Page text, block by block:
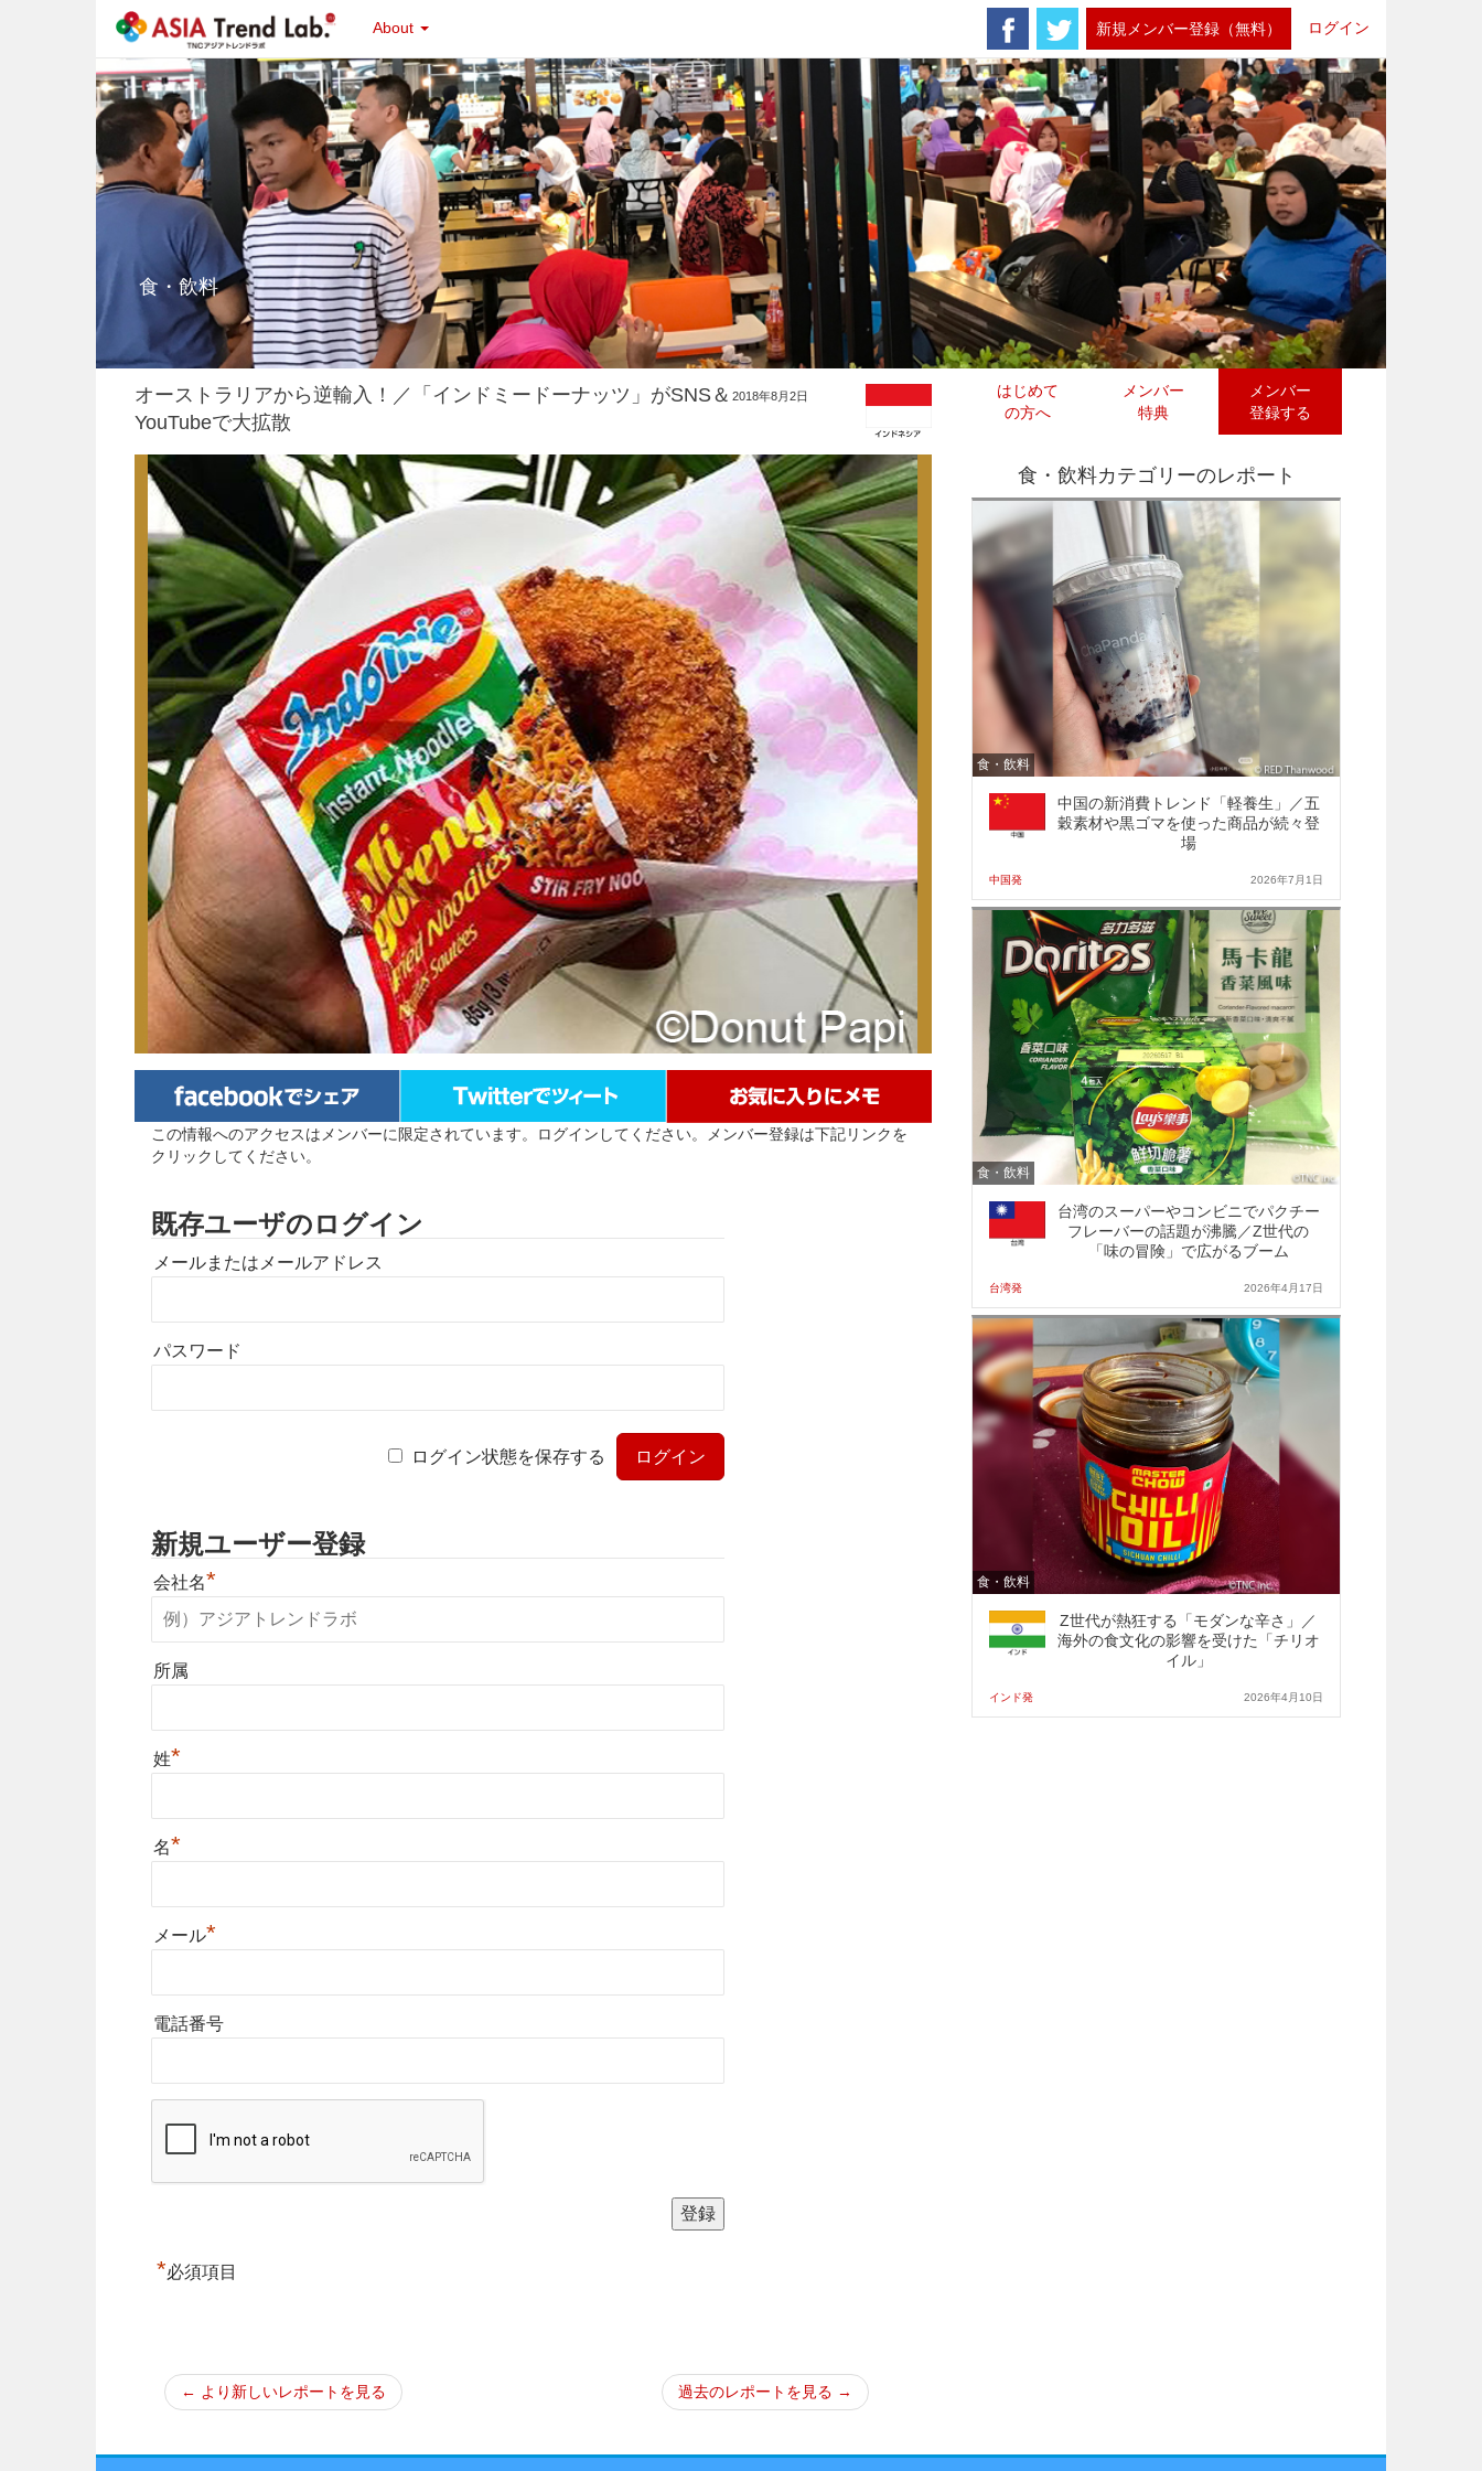
About 新規メンバー登録（無料） ログイン
食・飲料
はじめて
の方へ
メンバー
特典
メンバー
登録する
オーストラリアから逆輸入！／「インドミードーナッツ」がSNS＆
YouTubeで大拡散
2018年8月2日
この情報へのアクセスはメンバーに限定されています。ログインしてください。メンバー登録は下記リンクを
クリックしてください。
既存ユーザのログイン
メールまたはメールアドレス
パスワード
ログイン状態を保存する
新規ユーザー登録
会社名*
所属
姓*
名*
メール*
電話番号
*必須項目
← より新しいレポートを見る 過去のレポートを見る →
食・飲料カテゴリーのレポート
食・飲料
中国の新消費トレンド「軽養生」／五
穀素材や黒ゴマを使った商品が続々登
場
中国発 2026年7月1日
食・飲料
台湾のスーパーやコンビニでパクチー
フレーバーの話題が沸騰／Z世代の
「味の冒険」で広がるブーム
台湾発 2026年4月17日
食・飲料
Z世代が熱狂する「モダンな辛さ」／
海外の食文化の影響を受けた「チリオ
イル」
インド発 2026年4月10日